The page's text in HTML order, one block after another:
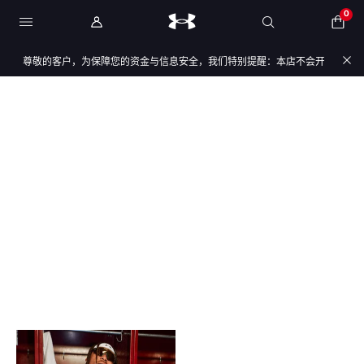
0
尊敬的客户，为保障您的资金与信息安全，我们特别提醒：本店不会开展任何